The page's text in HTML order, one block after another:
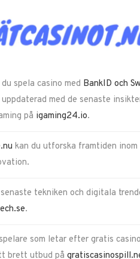
spela casino med BankID och
med de senaste
på igaming24.io.
kan du utforska framtiden
tekniken och digitala
.
som letar efter gratis
brett utbud på